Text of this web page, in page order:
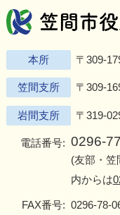
本所 〒309-
笠間支所 〒309-
岩間支所 〒319-
電話番号: 0296-
(友部・笠
内からは
FAX番号: 0296-78-